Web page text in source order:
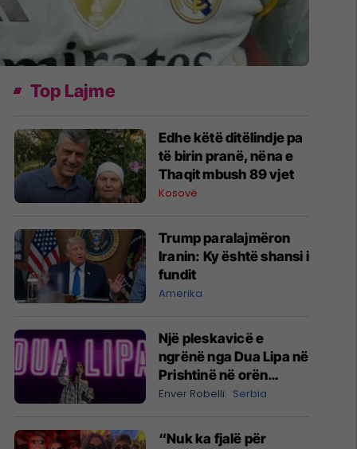
Top Lajme
Edhe këtë ditëlindje pa
të birin pranë, nëna e
Thaqit mbush 89 vjet
Kosovë
Trump paralajmëron
Iranin: Ky është shansi i
fundit
Amerika
Një pleskavicë e
ngrënë nga Dua Lipa në
Prishtinë në orën
04:28 të mëngjesit -
shpall gjendjen e luftës
Enver Robelli Serbia
“Nuk ka fjalë për